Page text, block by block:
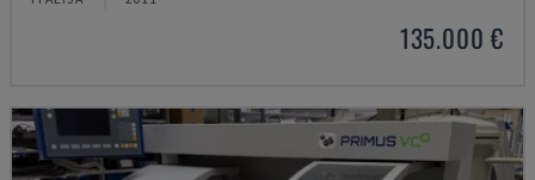
135.000 €